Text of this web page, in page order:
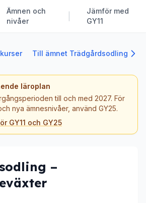
Ämnen och
nivåer
Jämför med
GY11
Till ämnet Trädgårdsodling
läroplan
till och med 2027. För
nya ämnesnivåer, använd GY25.
GY11 och GY25
–